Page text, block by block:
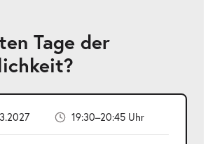
Tage der
19:30–20:45 Uhr